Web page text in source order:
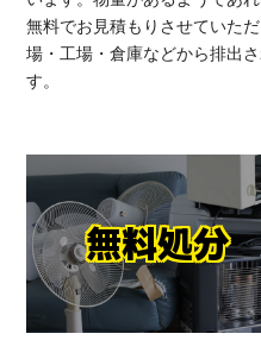
無料でお見積もりさせていた
場・工場・倉庫などから排出
す。
無料処分